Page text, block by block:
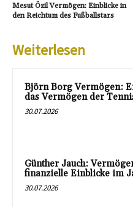
Mesut Özil Vermögen: Einblicke in
den Reichtum des Fußballstars
Weiterlesen
Björn Borg Vermögen:
das Vermögen der
30.07.2026
Günther Jauch:
finanzielle Einblicke im
30.07.2026